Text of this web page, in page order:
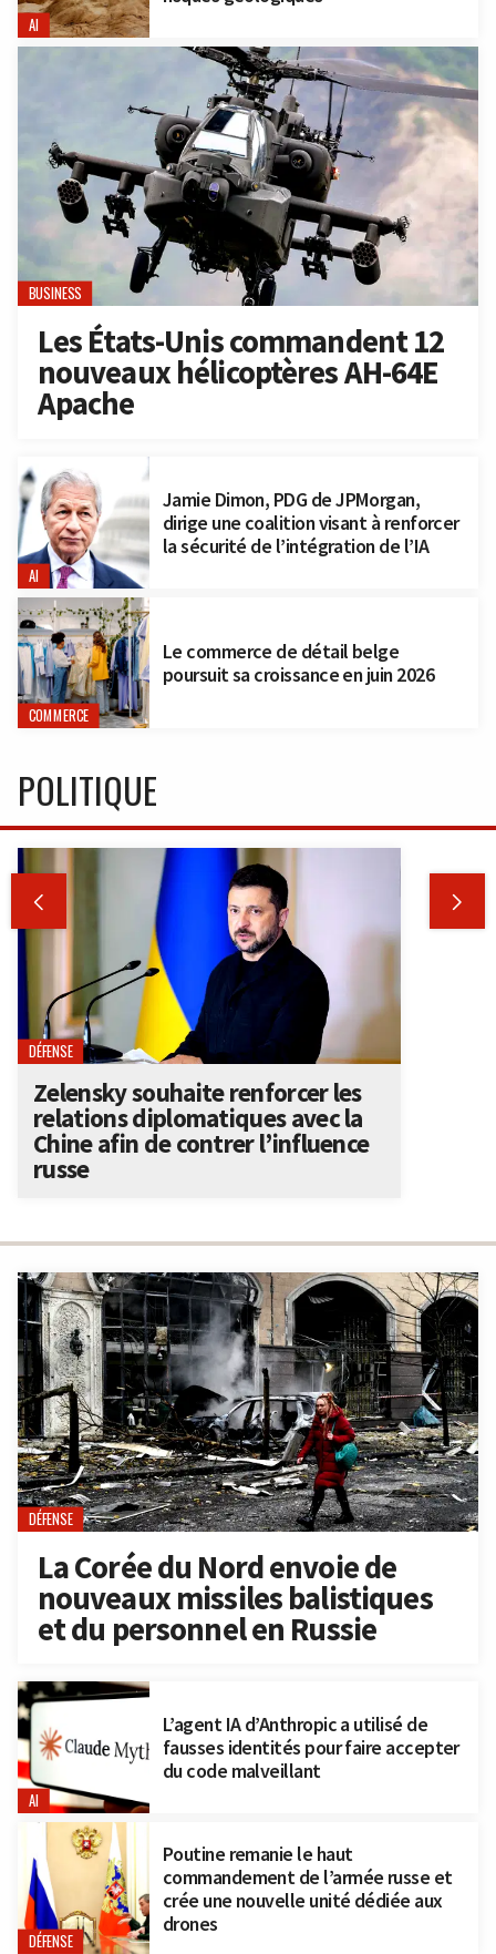
AI
BUSINESS
Les États-Unis commandent 12
nouveaux hélicoptères AH-64E
Apache
AI
Jamie Dimon, PDG de JPMorgan,
dirige une coalition visant à renforcer
la sécurité de l’intégration de l’IA
COMMERCE
Le commerce de détail belge
poursuit sa croissance en juin 2026
DÉFENSE
La Corée du Nord envoie de
nouveaux missiles balistiques
et du personnel en Russie
AI
L’agent IA d’Anthropic a utilisé de
fausses identités pour faire accepter
du code malveillant
DÉFENSE
Poutine remanie le haut
commandement de l’armée russe et
crée une nouvelle unité dédiée aux
drones
POLITIQUE
 
DÉFENSE
Zelensky souhaite renforcer les
relations diplomatiques avec la
Chine afin de contrer l’influence
russe